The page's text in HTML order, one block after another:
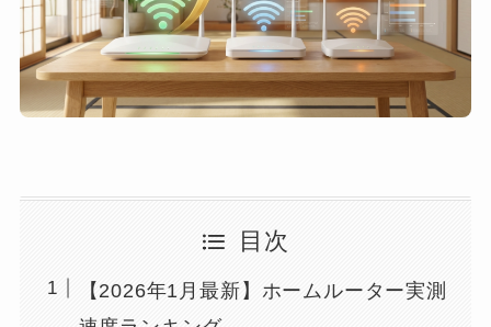
目次
【2026年1月最新】ホームルーター実測